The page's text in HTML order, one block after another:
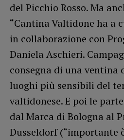
del Picchio Rosso. Ma
“Cantina Valtidone ha a
in collaborazione con
Daniela Aschieri.
consegna di una
luoghi più sensibili del
valtidonese. E poi le
dal Marca di Bologna al
Dusseldorf (“importante